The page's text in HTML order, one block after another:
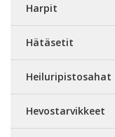
Harpit
Hätäsetit
Heiluripistosahat
Hevostarvikkeet